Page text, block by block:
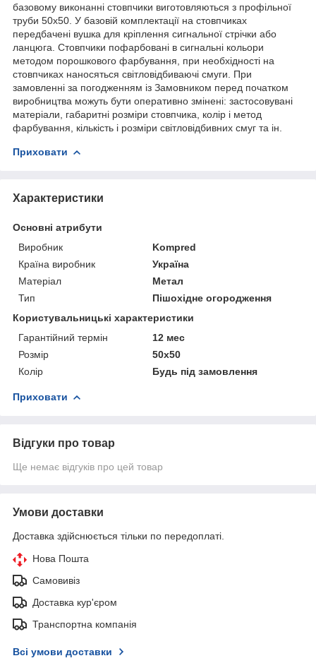
базовому виконанні стовпчики виготовляються з профільної
труби 50х50. У базовій комплектації на стовпчиках
передбачені вушка для кріплення сигнальної стрічки або
ланцюга. Стовпчики пофарбовані в сигнальні кольори
методом порошкового фарбування, при необхідності на
стовпчиках наносяться світловідбиваючі смуги. При
замовленні за погодженням із Замовником перед початком
виробництва можуть бути оперативно змінені: застосовувані
матеріали, габаритні розміри стовпчика, колір і метод
фарбування, кількість і розміри світловідбивних смуг та ін.
Приховати
Характеристики
Основні атрибути
Виробник
Kompred
Країна виробник
Україна
Матеріал
Метал
Тип
Пішохідне огородження
Користувальницькі характеристики
Гарантійний термін
12 мес
Розмір
50х50
Колір
Будь під замовлення
Приховати
Відгуки про товар
Ще немає відгуків про цей товар
Умови доставки
Доставка здійснюється тільки по передоплаті.
Нова Пошта
Самовивіз
Доставка кур'єром
Транспортна компанія
Всі умови доставки